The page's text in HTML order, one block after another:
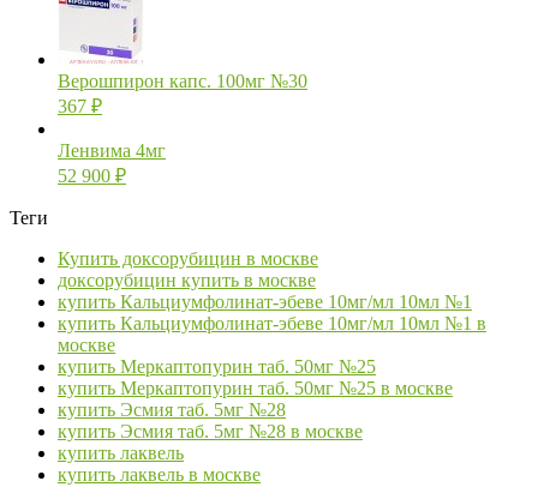
Верошпирон капс. 100мг №30
367 ₽
Ленвима 4мг
52 900 ₽
Теги
Купить доксорубицин в москве
доксорубицин купить в москве
купить Кальциумфолинат-эбеве 10мг/мл 10мл №1
купить Кальциумфолинат-эбеве 10мг/мл 10мл №1 в
москве
купить Меркаптопурин таб. 50мг №25
купить Меркаптопурин таб. 50мг №25 в москве
купить Эсмия таб. 5мг №28
купить Эсмия таб. 5мг №28 в москве
купить лаквель
купить лаквель в москве